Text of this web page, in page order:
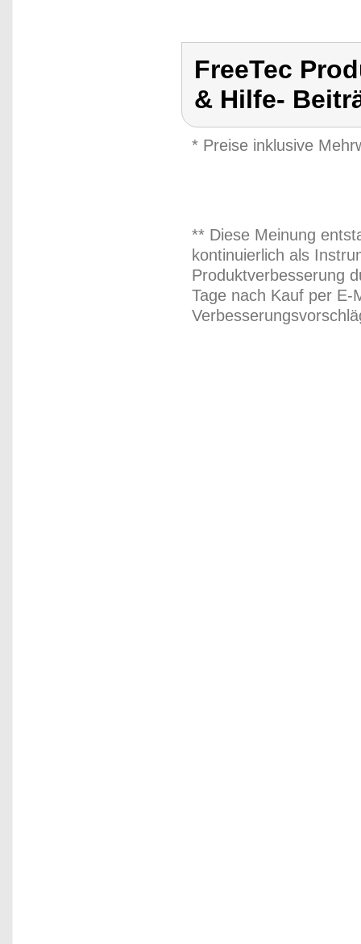
FreeTec
& Hilfe-
* Preise inklusive
** Diese Meinung
kontinuierlich als
Produktverbesserung
Tage nach Kauf per E-